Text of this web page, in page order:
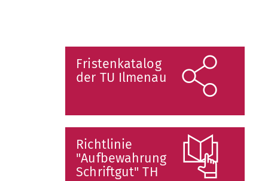
Fristenkatalog
der TU Ilmenau
Richtlinie
"Aufbewahrung
Schriftgut" TH